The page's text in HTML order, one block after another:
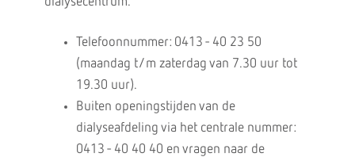
Telefoonnummer: 0413 - 40 23 50
(maandag t/m zaterdag van 7.30 uur tot
19.30 uur).
Buiten openingstijden van de
dialyseafdeling via het centrale nummer:
0413 - 40 40 40 en vragen naar de